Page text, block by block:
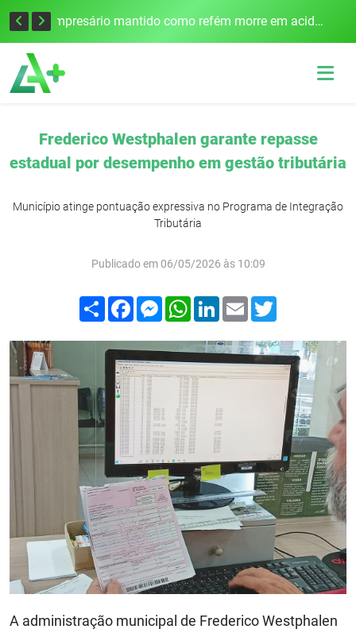
Edital para construção de ponte entre Itapiranga e Barra do Guarita deve ser lançado no segundo semestre Empresário mantido como refém morre em acidente após assalto em Cerro Largo
Frederico Westphalen garante repasse
estadual por desempenho em gestão tributária
Município atinge pontuação expressiva no Programa de Integração
Tributária
Publicado em 06/05/2026 às 10:09
Compartilhar
FacebookMessenger
WhatsApp
LinkedIn
Email
A administração municipal de Frederico Westphalen